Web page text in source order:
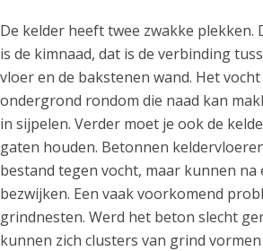
De kelder heeft twee zwakke plekken.
is de kimnaad, dat is de verbinding
vloer en de bakstenen wand. Het vocht
ondergrond rondom die naad kan
in sijpelen. Verder moet je ook de
gaten houden. Betonnen
bestand tegen vocht, maar kunnen na
bezwijken. Een vaak voorkomend
grindnesten. Werd het beton slecht
kunnen zich clusters van grind